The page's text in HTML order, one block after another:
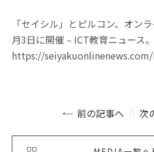
「セイシル」とピルコン、オン
月3日に開催 – ICT教育ニュース。
https://
前の記事へ 次